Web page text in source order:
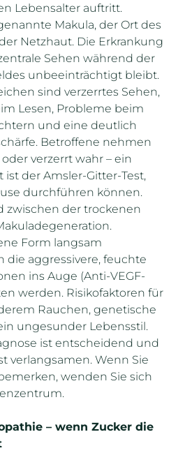
Lebensalter auftritt.
Makula, der Ort des
Netzhaut. Die Erkrankung
Sehen während der
unbeeinträchtigt bleibt.
sind verzerrtes Sehen,
Lesen, Probleme beim
und eine deutlich
Betroffene nehmen
verzerrt wahr – ein
ist der Amsler-Gitter-Test,
durchführen können.
zwischen der trockenen
Form langsam
die aggressivere, feuchte
ins Auge (Anti-VEGF-
werden. Risikofaktoren für
Rauchen, genetische
ungesunder Lebensstil.
ist entscheidend und
verlangsamen. Wenn Sie
wenden Sie sich
– wenn Zucker die